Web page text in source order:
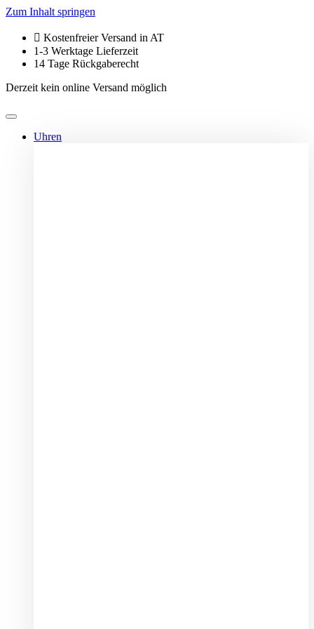
Zum Inhalt springen
Kostenfreier Versand in AT
1-3 Werktage Lieferzeit
14 Tage Rückgaberecht
Derzeit kein online Versand möglich
Uhren